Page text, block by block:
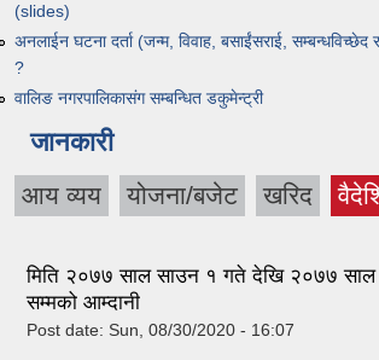
(slides)
अनलाईन घटना दर्ता (जन्म, विवाह, बसाईंसराई,
?
वालिङ नगरपालिकासंग सम्बन्धित डकुमेन्ट्री
जानकारी
आय व्यय योजना/बजेट खरिद
मिति २०७७ साल साउन १ गते देखि २०७७ साल
सम्मको आम्दानी
Post date: Sun, 08/30/2020 - 16:07